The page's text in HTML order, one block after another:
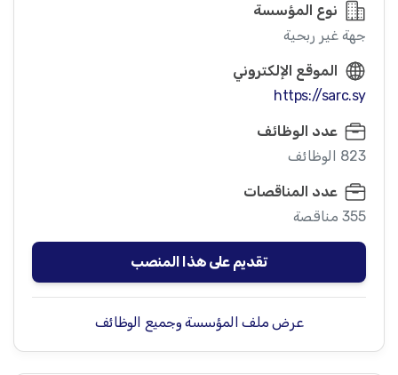
نوع المؤسسة
جهة غير ربحية
الموقع الإلكتروني
https://sarc.sy
عدد الوظائف
823 الوظائف
عدد المناقصات
355 مناقصة
تقديم على هذا المنصب
عرض ملف المؤسسة وجميع الوظائف